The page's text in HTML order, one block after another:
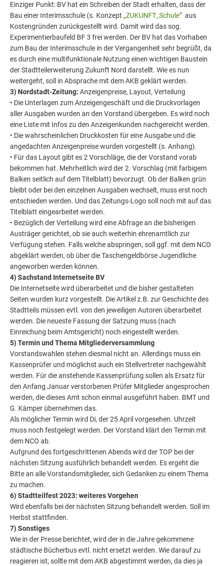
Einziger Punkt: BV hat ein Schreiben der Stadt erhalten, dass der
Bau einer Interimsschule (s. Konzept „ZUKUNFT_Schule“ aus
Kostengründen zurückgestellt wird. Damit wird das sog.
Experimentierbaufeld BF 3 frei werden. Der BV hat das Vorhaben
zum Bau der Interimsschule in der Vergangenheit sehr begrüßt, da
es durch eine multifunktionale Nutzung einen wichtigen Baustein
der Stadtteilerweiterung Zukunft Nord darstellt. Wie es nun
weitergeht, soll in Absprache mit dem AKB geklärt werden.
3) Nordstadt-Zeitung: Anzeigenpreise, Layout, Verteilung
• Die Unterlagen zum Anzeigengeschäft und die Druckvorlagen
aller Ausgaben wurden an den Vorstand übergeben. Es wird noch
eine Liste mit Infos zu den Anzeigenkunden nachgereicht werden.
• Die wahrscheinlichen Druckkosten für eine Ausgabe und die
angedachten Anzeigenpreise wurden vorgestellt (s. Anhang).
• Für das Layout gibt es 2 Vorschläge, die der Vorstand vorab
bekommen hat. Mehrheitlich wird der 2. Vorschlag (mit farbigem
Balken seitlich auf dem Titelblatt) bevorzugt. Ob der Balken grün
bleibt oder bei den einzelnen Ausgaben wechselt, muss erst noch
entschieden werden. Und das Zeitungs-Logo soll noch mit auf das
Titelblatt eingearbeitet werden.
• Bezüglich der Verteilung wird eine Abfrage an die bisherigen
Austräger gerichtet, ob sie auch weiterhin ehrenamtlich zur
Verfügung stehen. Falls welche abspringen, soll ggf. mit dem NCO
abgeklärt werden, ob über die Taschengeldbörse Jugendliche
angeworben werden können.
4) Sachstand Internetseite BV
Die Internetseite wird überarbeitet und die bisher gestalteten
Seiten wurden kurz vorgestellt. Die Artikel z.B. zur Geschichte des
Stadtteils müssen evtl. von den jeweiligen Autoren überarbeitet
werden. Die neueste Fassung der Satzung muss (nach
Einreichung beim Amtsgericht) noch eingestellt werden.
5) Termin und Thema Mitgliederversammlung
Vorstandswahlen stehen diesmal nicht an. Allerdings muss ein
Kassenprüfer und möglichst auch ein Stellvertreter nachgewählt
werden. Für die anstehende Kassenprüfung sollen als Ersatz für
den Anfang Januar verstorbenen Prüfer Mitglieder angesprochen
werden, die dieses Amt schon einmal ausgeführt haben. BMT und
G. Kämper übernehmen das.
Als möglicher Termin wird Di, der 25 April vorgesehen. Uhrzeit
muss noch festgelegt werden. Der Vorstand klärt den Termin mit
dem NCO ab.
Aufgrund des fortgeschrittenen Abends wird der TOP bei der
nächsten Sitzung ausführlich behandelt werden. Es ergeht die
Bitte an alle Vorstandsmitglieder, sich Gedanken zu einem Thema
zu machen.
6) Stadtteilfest 2023: weiteres Vorgehen
Wird ebenfalls bei der nächsten Sitzung behandelt werden. Soll im
Herbst stattfinden.
7) Sonstiges
Wie in der Presse berichtet, wird der in die Jahre gekommene
städtische Bücherbus evtl. nicht ersetzt werden. Wie darauf zu
reagieren ist, sollte mit dem AKB abgestimmt werden, da dies ja